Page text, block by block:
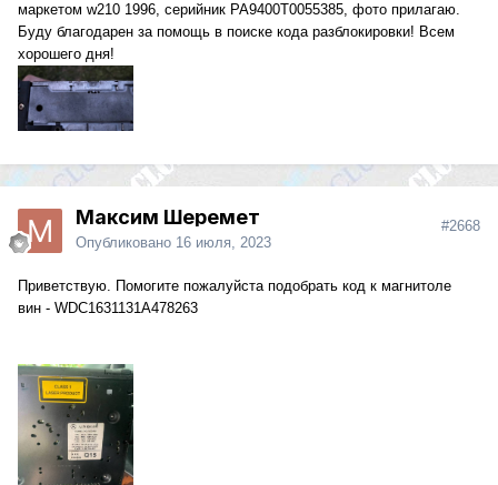
маркетом w210 1996, серийник PA9400T0055385, фото прилагаю.
Буду благодарен за помощь в поиске кода разблокировки! Всем
хорошего дня!
Максим Шеремет
Опубликовано 16 июля, 2023
#2668
Приветствую. Помогите пожалуйста подобрать код к магнитоле
вин - WDC1631131A478263